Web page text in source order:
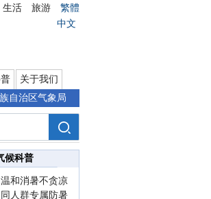
生活 旅游
繁體
中文
关于我们
自治区气象局
候科普
和消暑不贪凉
人群专属防暑